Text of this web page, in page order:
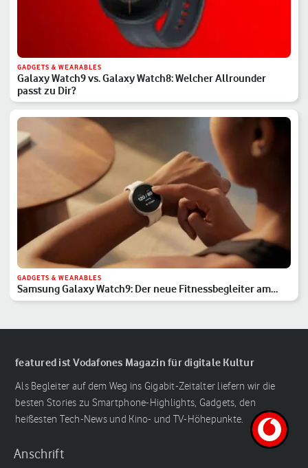
GADGETS & WEARABLES
Galaxy Watch9 vs. Galaxy Watch8: Welcher Allrounder
passt zu Dir?
GADGETS & WEARABLES
Samsung Galaxy Watch9: Der neue Fitnessbegleiter am
Handgelenk
featured ist Vodafones Magazin für digitale Kultur
Als Begleiter auf dem Weg ins Gigabit-Zeitalter liefern wir die
besten Stories zu Smartphone-Highlights, Gadgets, den
heißesten Tech-News und Kino- und TV-Höhepunkte.
Anschrift